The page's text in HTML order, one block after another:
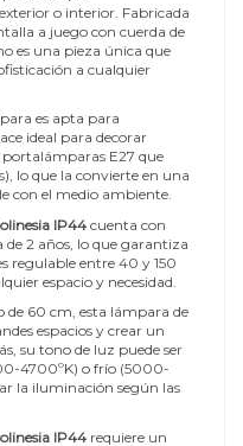
o interior. Fabricada
a juego con cuerda de
es una pieza única que
a cualquier
es apta para
ideal para decorar
E27 que
lo que la convierte en una
con el medio ambiente.
IP44cuenta con
2 años, lo que garantiza
regulable entre 40 y 150
espacio y necesidad.
de 60 cm, esta lámpara de
espacios y crear un
su tono de luz puede ser
4700ºK) o frío (5000-
la iluminación según las
IP44 requiere un